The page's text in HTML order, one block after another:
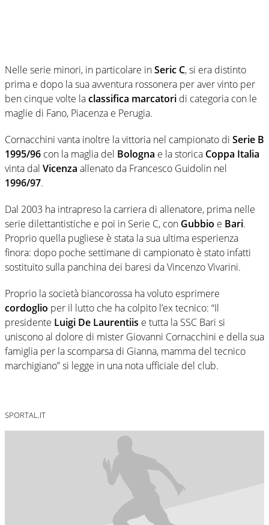
Nelle serie minori, in particolare inSeric C, si era distinto
prima e dopo la sua avventura rossonera per aver vinto per
ben cinque volte laclassifica marcatori di categoria con le
maglie di Fano, Piacenza e Perugia.
Cornacchini vanta inoltre la vittoria nel campionato di Serie B
1995/96 con la maglia del Bologna e la storica Coppa Italia
vinta dal Vicenza allenato da Francesco Guidolin nel
1996/97.
Dal 2003 ha intrapreso la carriera di allenatore, prima nelle
serie dilettantistiche e poi in Serie C, con Gubbio e Bari.
Proprio quella pugliese è stata la sua ultima esperienza
finora: dopo poche settimane di campionato è stato infatti
sostituito sulla panchina dei baresi da Vincenzo Vivarini.
Proprio la società biancorossa ha voluto esprimere
cordoglio per il lutto che ha colpito l’ex tecnico: “Il
presidente Luigi De Laurentiis e tutta la SSC Bari si
uniscono al dolore di mister Giovanni Cornacchini e della sua
famiglia per la scomparsa di Gianna, mamma del tecnico
marchigiano” si legge in una nota ufficiale del club.
SPORTAL.IT